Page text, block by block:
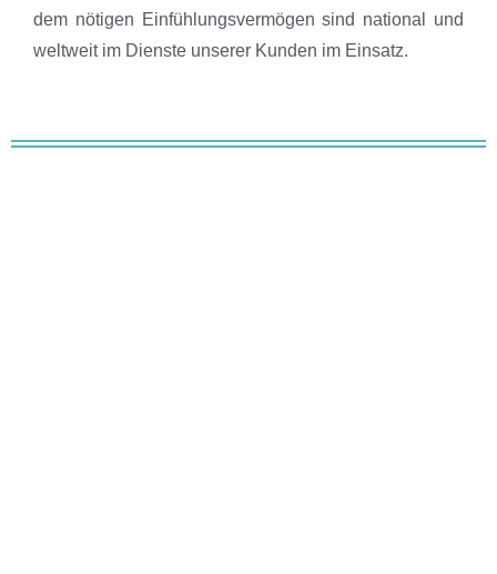
dem nötigen Einfühlungsvermögen sind national und
weltweit im Dienste unserer Kunden im Einsatz.